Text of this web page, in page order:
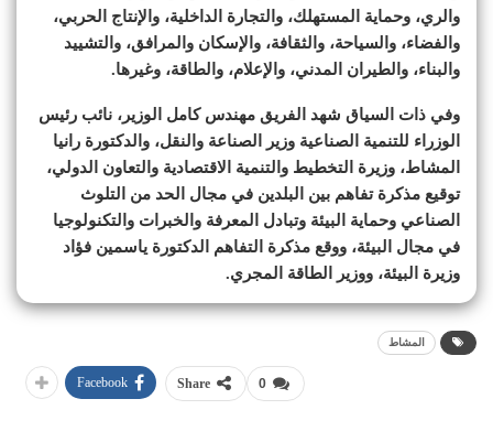
والري، وحماية المستهلك، والتجارة الداخلية، والإنتاج الحربي،
والفضاء، والسياحة، والثقافة، والإسكان والمرافق، والتشييد
والبناء، والطيران المدني، والإعلام، والطاقة، وغيرها.
وفي ذات السياق شهد الفريق مهندس كامل الوزير، نائب رئيس
الوزراء للتنمية الصناعية وزير الصناعة والنقل، والدكتورة رانيا
المشاط، وزيرة التخطيط والتنمية الاقتصادية والتعاون الدولي،
توقيع مذكرة تفاهم بين البلدين في مجال الحد من التلوث
الصناعي وحماية البيئة وتبادل المعرفة والخبرات والتكنولوجيا
في مجال البيئة، ووقع مذكرة التفاهم الدكتورة ياسمين فؤاد
وزيرة البيئة، ووزير الطاقة المجري.
المشاط
0
Share
Facebook